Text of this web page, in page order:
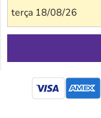
terça 18/08/26